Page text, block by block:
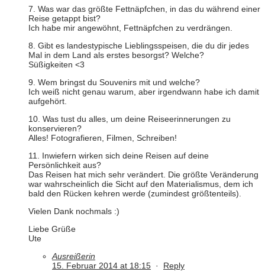
7. Was war das größte Fettnäpfchen, in das du während einer
Reise getappt bist?
Ich habe mir angewöhnt, Fettnäpfchen zu verdrängen.
8. Gibt es landestypische Lieblingsspeisen, die du dir jedes
Mal in dem Land als erstes besorgst? Welche?
Süßigkeiten <3
9. Wem bringst du Souvenirs mit und welche?
Ich weiß nicht genau warum, aber irgendwann habe ich damit
aufgehört.
10. Was tust du alles, um deine Reiseerinnerungen zu
konservieren?
Alles! Fotografieren, Filmen, Schreiben!
11. Inwiefern wirken sich deine Reisen auf deine
Persönlichkeit aus?
Das Reisen hat mich sehr verändert. Die größte Veränderung
war wahrscheinlich die Sicht auf den Materialismus, dem ich
bald den Rücken kehren werde (zumindest größtenteils).
Vielen Dank nochmals :)
Liebe Grüße
Ute
Ausreißerin
15. Februar 2014 at 18:15 · Reply